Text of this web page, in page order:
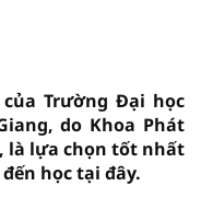
Trường Đại học
do Khoa Phát
là lựa chọn tốt nhất
học tại đây.